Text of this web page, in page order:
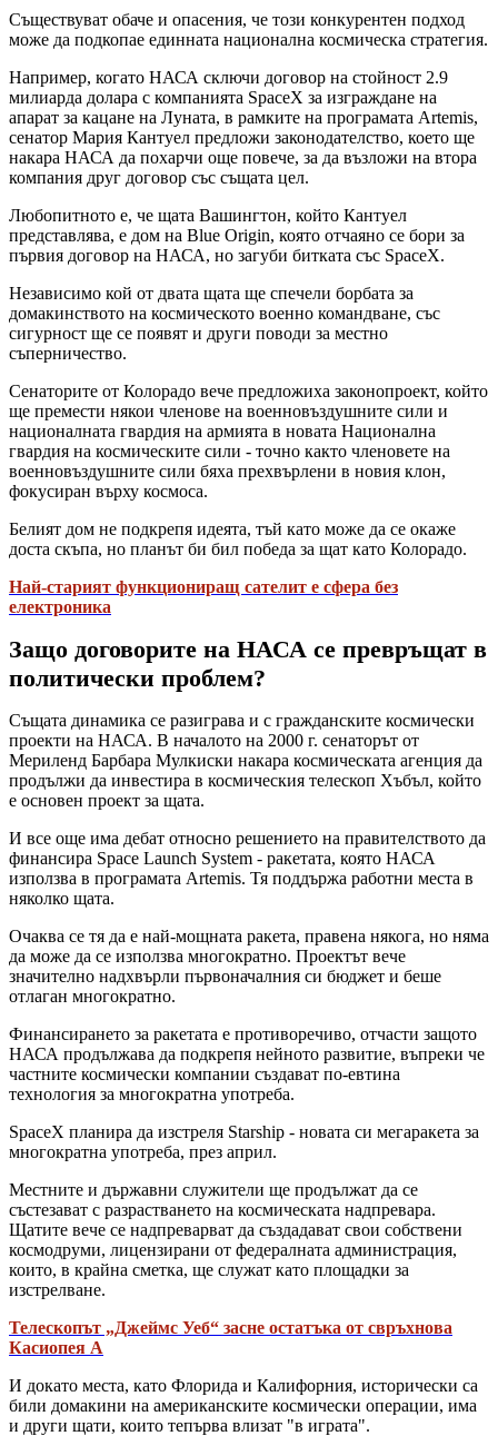
Съществуват обаче и опасения, че този конкурентен подход
може да подкопае единната национална космическа стратегия.
Например, когато НАСА сключи договор на стойност 2.9
милиарда долара с компанията SpaceX за изграждане на
апарат за кацане на Луната, в рамките на програмата Artemis,
сенатор Мария Кантуел предложи законодателство, което ще
накара НАСА да похарчи още повече, за да възложи на втора
компания друг договор със същата цел.
Любопитното е, че щата Вашингтон, който Кантуел
представлява, е дом на Blue Origin, която отчаяно се бори за
първия договор на НАСА, но загуби битката със SpaceX.
Независимо кой от двата щата ще спечели борбата за
домакинството на космическото военно командване, със
сигурност ще се появят и други поводи за местно
съперничество.
Сенаторите от Колорадо вече предложиха законопроект, който
ще премести някои членове на военновъздушните сили и
националната гвардия на армията в новата Национална
гвардия на космическите сили - точно както членовете на
военновъздушните сили бяха прехвърлени в новия клон,
фокусиран върху космоса.
Белият дом не подкрепя идеята, тъй като може да се окаже
доста скъпа, но планът би бил победа за щат като Колорадо.
Най-старият функциониращ сателит е сфера без
електроника
Защо договорите на НАСА се превръщат в
политически проблем?
Същата динамика се разиграва и с гражданските космически
проекти на НАСА. В началото на 2000 г. сенаторът от
Мериленд Барбара Мулкиски накара космическата агенция да
продължи да инвестира в космическия телескоп Хъбъл, който
е основен проект за щата.
И все още има дебат относно решението на правителството да
финансира Space Launch System - ракетата, която НАСА
използва в програмата Artemis. Тя поддържа работни места в
няколко щата.
Очаква се тя да е най-мощната ракета, правена някога, но няма
да може да се използва многократно. Проектът вече
значително надхвърли първоначалния си бюджет и беше
отлаган многократно.
Финансирането за ракетата е противоречиво, отчасти защото
НАСА продължава да подкрепя нейното развитие, въпреки че
частните космически компании създават по-евтина
технология за многократна употреба.
SpaceX планира да изстреля Starship - новата си мегаракета за
многократна употреба, през април.
Местните и държавни служители ще продължат да се
състезават с разрастването на космическата надпревара.
Щатите вече се надпреварват да създадават свои собствени
космодруми, лицензирани от федералната администрация,
които, в крайна сметка, ще служат като площадки за
изстрелване.
Телескопът „Джеймс Уеб“ засне остатъка от свръхнова
Касиопея А
И докато места, като Флорида и Калифорния, исторически са
били домакини на американските космически операции, има
и други щати, които тепърва влизат "в играта".